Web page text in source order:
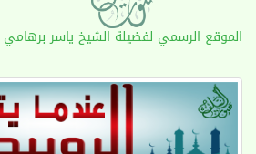
الموقع الرسمي لفضيلة الشيخ ياسر برهامي